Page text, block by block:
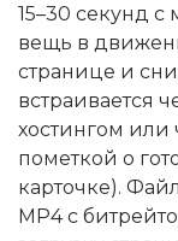
15–30 секунд
вещь в
странице и
встраивается
хостингом или
пометкой о
карточке).
MP4 с